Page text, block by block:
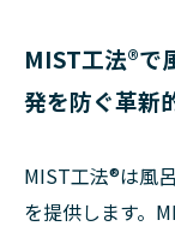
MIST工法®で
発を防ぐ革新
MIST工法®は風
を提供します。